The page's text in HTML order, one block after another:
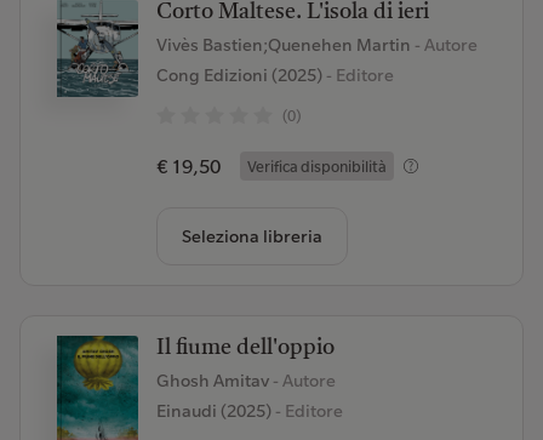
Corto Maltese. L'isola di ieri
Vivès Bastien;Quenehen Martin - Autore
Cong Edizioni (2025)- Editore
(0)
€ 19,50 Verifica disponibilità
Seleziona libreria
Il fiume dell'oppio
Ghosh Amitav - Autore
Einaudi (2025)- Editore